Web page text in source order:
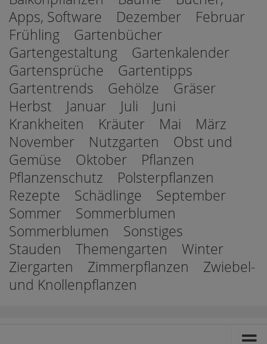
Apps, Software
Dezember
Februar
Frühling
Gartenbücher
Gartengestaltung
Gartenkalender
Gartensprüche
Gartentipps
Gartentrends
Gehölze
Gräser
Herbst
Januar Juli
Juni
Krankheiten
Kräuter Mai
März
November
Nutzgarten
Obst und
Gemüse
Oktober
Pflanzen
Pflanzenschutz
Polsterpflanzen
Rezepte
Schädlinge
September
Sommer
Sommerblumen
Sommerblumen
Sonstiges
Stauden
Themengarten
Winter
Ziergarten
Zimmerpflanzen
Zwiebel-
und Knollenpflanzen